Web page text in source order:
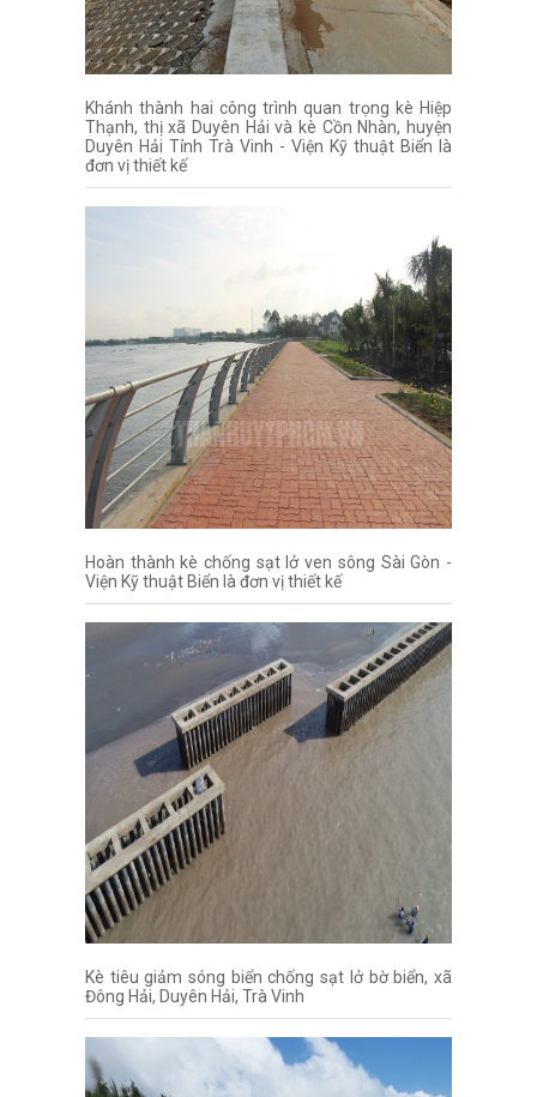
Khánh thành hai công trình quan trọng kè Hiệp
Thạnh, thị xã Duyên Hải và kè Cồn Nhàn, huyện
Duyên Hải Tỉnh Trà Vinh - Viện Kỹ thuật Biển là
đơn vị thiết kế
Hoàn thành kè chống sạt lở ven sông Sài Gòn -
Viện Kỹ thuật Biển là đơn vị thiết kế
Kè tiêu giảm sóng biển chống sạt lở bờ biển, xã
Đông Hải, Duyên Hải, Trà Vinh